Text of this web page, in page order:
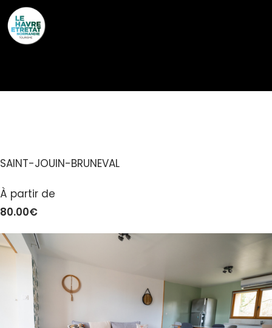
SAINT-JOUIN-BRUNEVAL
À partir de
80.00€
Cookies management panel